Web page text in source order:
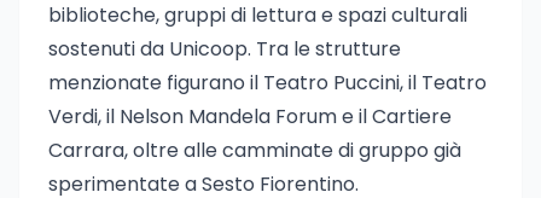
biblioteche, gruppi di lettura e spazi culturali
sostenuti da Unicoop. Tra le strutture
menzionate figurano il Teatro Puccini, il Teatro
Verdi, il Nelson Mandela Forum e il Cartiere
Carrara, oltre alle camminate di gruppo già
sperimentate a Sesto Fiorentino.